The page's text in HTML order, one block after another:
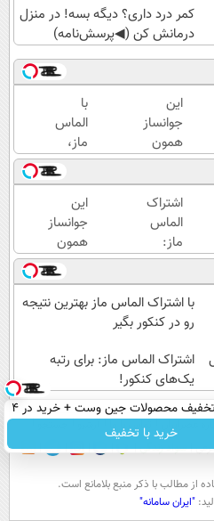
کمر درد داری؟ دیگه بسه! در منزل
درمانش کن (◀پرسش‌نامه)
این
جوانساز
همون
جلسه‌ی
اول
پوستتو
جوونتر
می‌کنه
✨ 2سال
ماندگاری
داره
با
الماس
ماز،
خیالت
از هر
کلاس
و دوره
ای
راحته
اشتراک
الماس
ماز:
برای
رتبه
یک‌های
کنکور!
این
جوانساز
همون
جلسه‌ی
اول
پوستتو
✨ 2سال
با اشتراک الماس ماز بهترین نتیجه
رو در کنکور بگیر
اشتراک الماس ماز: برای رتبه
یک‌های کنکور!
تا 60 درصد تخفیف محصولات جین وست + خرید در 4
قسط
خرید با تخفیف
تماس با ما
سواد زندگی
از مطالب با ذكر منبع بلامانع است.
"ایران سامانه"